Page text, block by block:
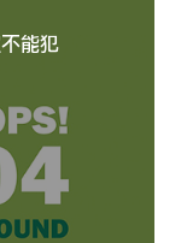
能犯